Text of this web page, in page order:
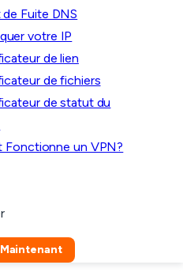
de Fuite DNS
votre IP
de lien
de fichiers
de statut du
Fonctionne un VPN?